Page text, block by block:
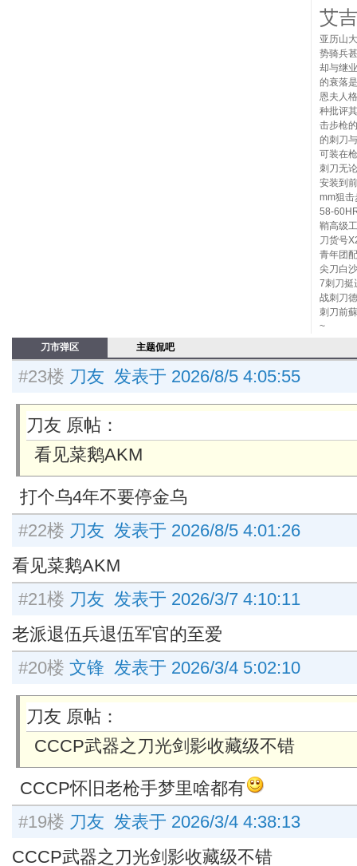
艾
亚历山
势骑兵
却与继
的衰落
恩夫人
种批评
击步枪
的刺刀
可装在
刺刀无
安装到
mm狙
58-
鞘高级
刀货号
青年团
尖刀白
7刺刀挺
战刺刀
刺刀前
~
刀市弹区
主题侃吧
#23楼 刀友 发表于 2026/8/5 4:05:55
刀友 原帖：
看见菜鹅AKM
打个乌4年不要停金乌
#22楼 刀友 发表于 2026/8/5 4:01:26
看见菜鹅AKM
#21楼 刀友 发表于 2026/3/7 4:10:11
老派退伍兵退伍军官的至爱
#20楼 文锋 发表于 2026/3/4 5:02:10
刀友 原帖：
CCCP武器之刀光剑影收藏级不错
CCCP怀旧老枪手梦里啥都有
#19楼 刀友 发表于 2026/3/4 4:38:13
CCCP武器之刀光剑影收藏级不错